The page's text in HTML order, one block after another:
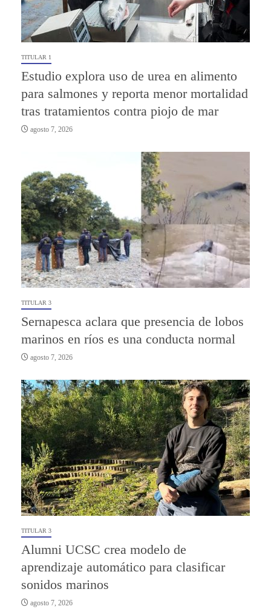
TITULAR 1
Estudio explora uso de urea en alimento
para salmones y reporta menor mortalidad
tras tratamientos contra piojo de mar
agosto 7, 2026
TITULAR 3
Sernapesca aclara que presencia de lobos
marinos en ríos es una conducta normal
agosto 7, 2026
TITULAR 3
Alumni UCSC crea modelo de
aprendizaje automático para clasificar
sonidos marinos
agosto 7, 2026